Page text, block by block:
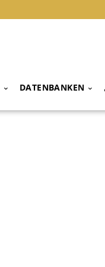
DATENBANKEN